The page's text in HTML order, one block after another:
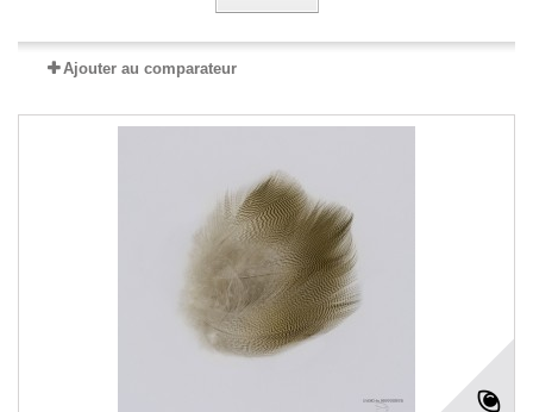
Ajouter au comparateur